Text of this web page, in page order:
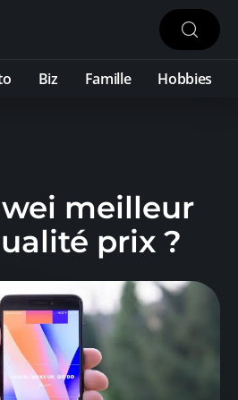
Biz Famille Hobbies
meilleur
prix ?